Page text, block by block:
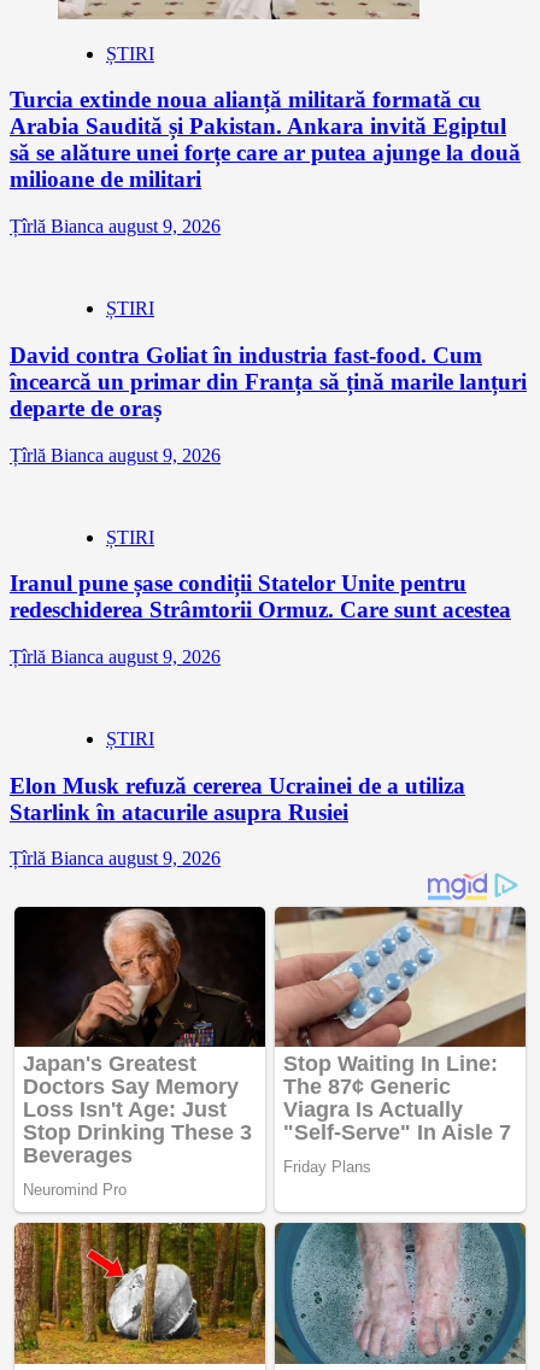
ȘTIRI
Turcia extinde noua alianță militară formată cu
Arabia Saudită și Pakistan. Ankara invită Egiptul
să se alăture unei forțe care ar putea ajunge la două
milioane de militari
Țîrlă Bianca august 9, 2026
ȘTIRI
David contra Goliat în industria fast-food. Cum
încearcă un primar din Franța să țină marile lanțuri
departe de oraș
Țîrlă Bianca august 9, 2026
ȘTIRI
Iranul pune șase condiții Statelor Unite pentru
redeschiderea Strâmtorii Ormuz. Care sunt acestea
Țîrlă Bianca august 9, 2026
ȘTIRI
Elon Musk refuză cererea Ucrainei de a utiliza
Starlink în atacurile asupra Rusiei
Țîrlă Bianca august 9, 2026